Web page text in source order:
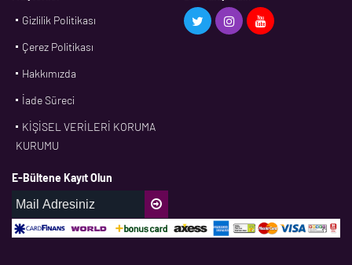
CDF
DPH
Gizlilik Politikası
Çerez Politikası
Hakkımızda
İade Süreci
KİŞİSEL VERİLERİ KORUMA
KURUMU
E-Bültene Kayıt Olun